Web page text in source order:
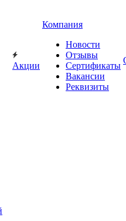
Акции
Компания
Новости
Отзывы
Сертификаты
Вакансии
Реквизиты